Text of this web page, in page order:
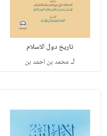
تاريخ دول الاسلام
لـ محمد بن احمد بن